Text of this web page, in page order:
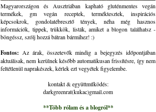
Magyarországon és Ausztriában kapható gluténmentes vegán
termékek, gm vegán receptek, terméktesztek, inspirációs
képcsokrok, gondolatébresztő tények, néha még hasznos
információk, tippek, trükkök, listák, amiket a blogon találhatsz -
böngéssz, szólj hozzá bátran bármihez! :)
Fontos: Az árak, összetevők mindig a bejegyzés időpontjában
aktuálisak, nem kerülnek később automatikusan frissítésre, így nem
feltétlenül naprakészek, kérlek ezt vegyétek figyelembe.
kontakt & együttműködés:
darkgreenrat(kukac)gmail.com
**Több rólam és a blogról**